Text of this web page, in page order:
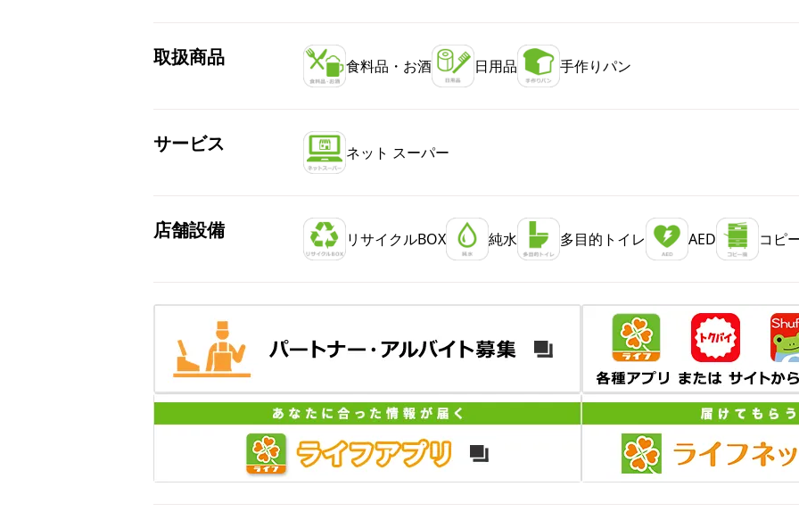
取扱商品 食料品・お酒 日用品 手作りパン
サービス ネット スーパー
店舗設備 リサイクルBOX 純水 多目的トイレ AED コピ